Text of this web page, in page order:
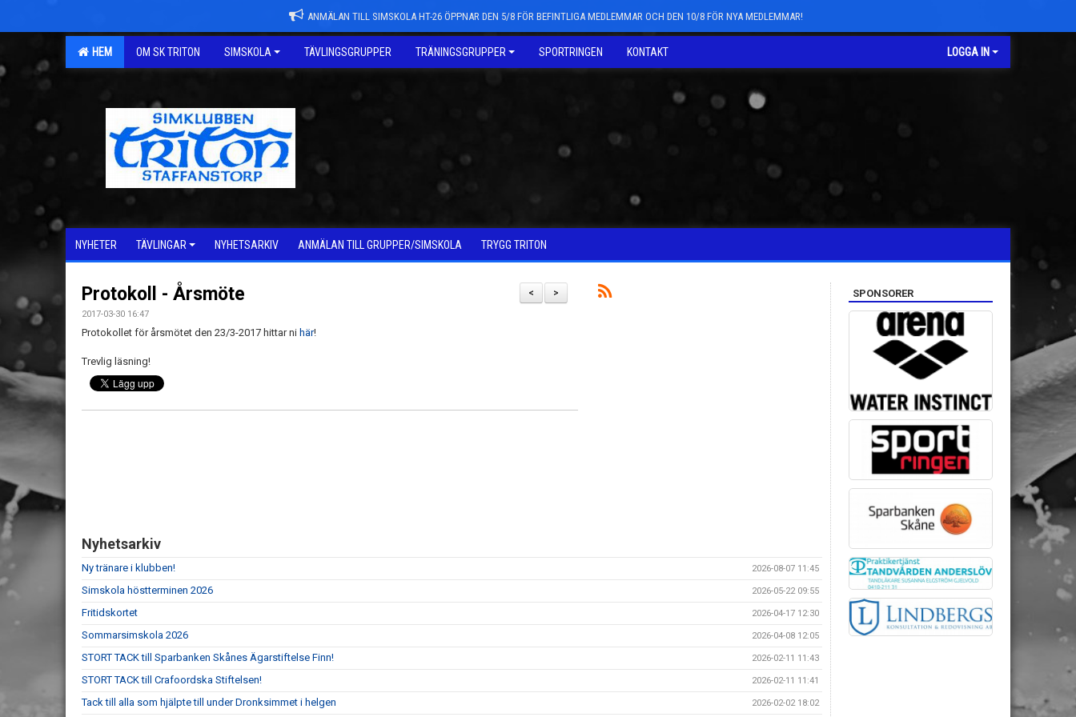
ANMÄLAN TILL SIMSKOLA HT-26 ÖPPNAR DEN 5/8 FÖR BEFINTLIGA MEDLEMMAR OCH DEN 10/8 FÖR NYA MEDLEMMAR!
HEM OM SK TRITON SIMSKOLA TÄVLINGSGRUPPER TRÄNINGSGRUPPER SPORTRINGEN KONTAKT LOGGA IN
NYHETER TÄVLINGAR NYHETSARKIV ANMÄLAN TILL GRUPPER/SIMSKOLA TRYGG TRITON
>
<
Protokoll - Årsmöte
2017-03-30 16:47
Protokollet för årsmötet den 23/3-2017 hittar ni här!
Trevlig läsning!
Nyhetsarkiv
Ny tränare i klubben! 2026-08-07 11:45
Simskola höstterminen 2026 2026-05-22 09:55
Fritidskortet 2026-04-17 12:30
Sommarsimskola 2026 2026-04-08 12:05
STORT TACK till Sparbanken Skånes Ägarstiftelse Finn! 2026-02-11 11:43
STORT TACK till Crafoordska Stiftelsen! 2026-02-11 11:41
Tack till alla som hjälpte till under Dronksimmet i helgen 2026-02-02 18:02
SPONSORER